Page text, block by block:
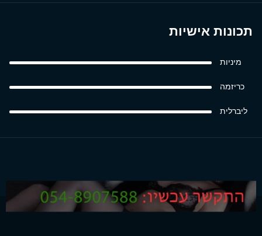
תכונות אישיות
מיניות
כריזמה
ליברלית